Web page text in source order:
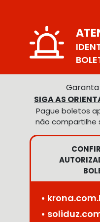
Garanta
SIGA AS
Pague boletos
não compartilhe
•
•